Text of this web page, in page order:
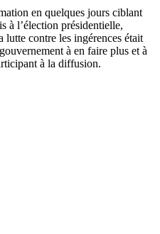
en quelques jours ciblant
à l’élection présidentielle,
lutte contre les ingérences était
à en faire plus et à
à la diffusion.